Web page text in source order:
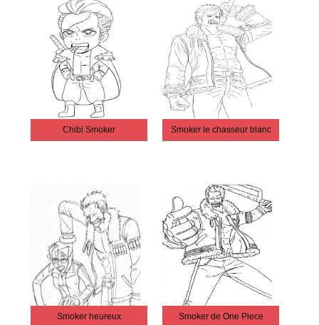
Chibi Smoker Smoker le chasseur blanc
Smoker heureux Smoker de One Piece